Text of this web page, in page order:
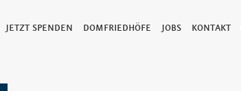
JETZT SPENDEN DOMFRIEDHÖFE JOBS KONTAKT